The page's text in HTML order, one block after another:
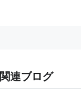
関連ブログ